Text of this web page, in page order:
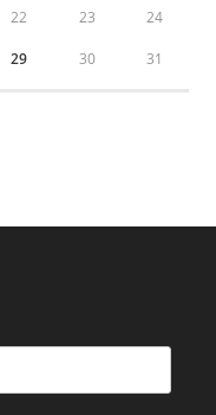
22 23 24
29 30 31